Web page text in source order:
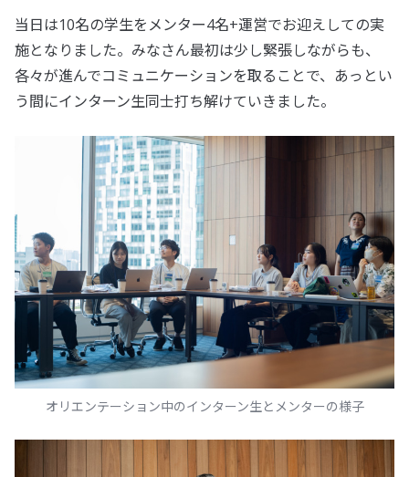
当日は10名の学生をメンター4名+運営でお迎えしての実
施となりました。みなさん最初は少し緊張しながらも、
各々が進んでコミュニケーションを取ることで、あっとい
う間にインターン生同士打ち解けていきました。
オリエンテーション中のインターン生とメンターの様子